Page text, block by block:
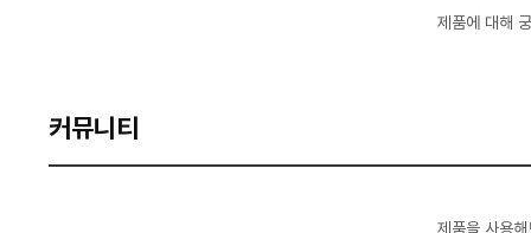
제품에 대해
커뮤니티
제품을 사용